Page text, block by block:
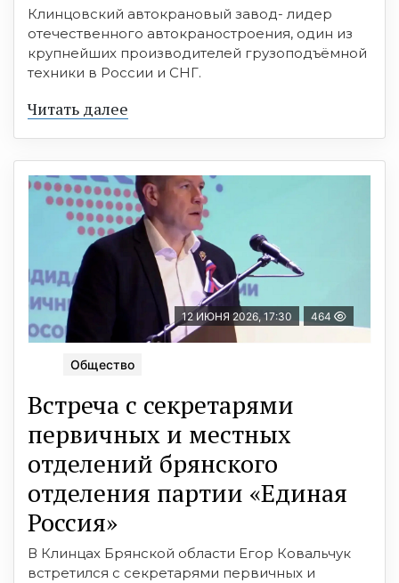
Клинцовский автокрановый завод- лидер
отечественного автокраностроения, один из
крупнейших производителей грузоподъёмной
техники в России и СНГ.
Читать далее
12 ИЮНЯ 2026, 17:30 464
Общество
Встреча с секретарями
первичных и местных
отделений брянского
отделения партии «Единая
Россия»
В Клинцах Брянской области Егор Ковальчук
встретился с секретарями первичных и